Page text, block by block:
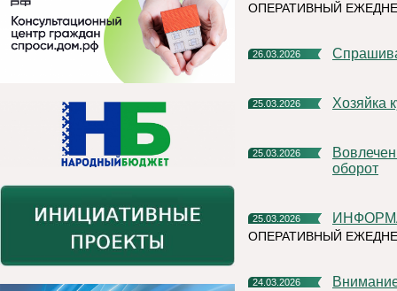
ОПЕРАТИВНЫЙ
26.03.2026
25.03.2026
25.03.2026
Вовлечение объектов недвижимости в экономический
оборот
25.03.2026
ОПЕРАТИВНЫЙ
24.03.2026